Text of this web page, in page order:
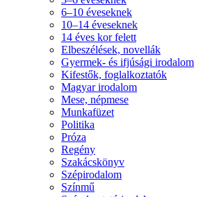
6–10 éveseknek
10–14 éveseknek
14 éves kor felett
Elbeszélések, novellák
Gyermek- és ifjúsági irodalom
Kifestők, foglalkoztatók
Magyar irodalom
Mese, népmese
Munkafüzet
Politika
Próza
Regény
Szakácskönyv
Szépirodalom
Színmű